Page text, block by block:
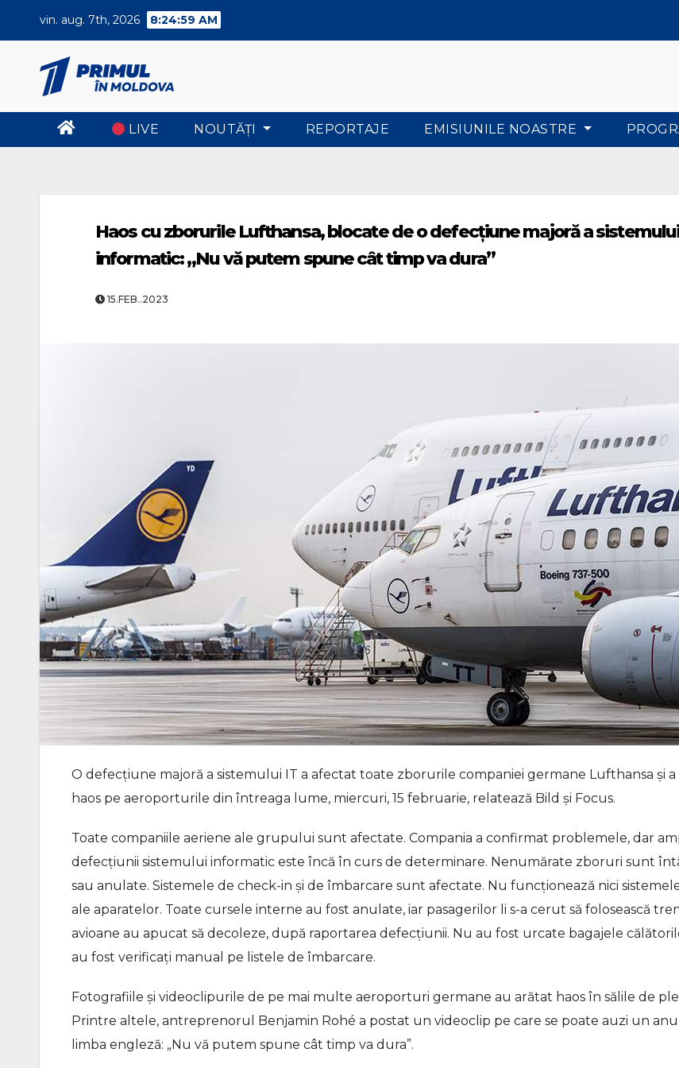
vin. aug. 7th, 2026 8:24:59 AM
LIVE NOUTĂŢI REPORTAJE EMISIUNILE NOASTRE
Haos cu zborurile Lufthansa, blocate de o defecțiune majoră a
informatic: „Nu vă putem spune cât timp va dura”
15.FEB..2023
O defecțiune majoră a sistemului IT a afectat toate zborurile companiei germane Lufthansa și
haos pe aeroporturile din întreaga lume, miercuri, 15 februarie, relatează Bild și Focus.
Toate companiile aeriene ale grupului sunt afectate. Compania a confirmat problemele, dar
defecțiunii sistemului informatic este încă în curs de determinare. Nenumărate zboruri sunt
sau anulate. Sistemele de check-in și de îmbarcare sunt afectate. Nu funcționează nici
ale aparatelor. Toate cursele interne au fost anulate, iar pasagerilor li s-a cerut să folosească
avioane au apucat să decoleze, după raportarea defecțiunii. Nu au fost urcate bagajele
au fost verificați manual pe listele de îmbarcare.
Fotografiile și videoclipurile de pe mai multe aeroporturi germane au arătat haos în sălile de
Printre altele, antreprenorul Benjamin Rohé a postat un videoclip pe care se poate auzi un
limba engleză: „Nu vă putem spune cât timp va dura”.